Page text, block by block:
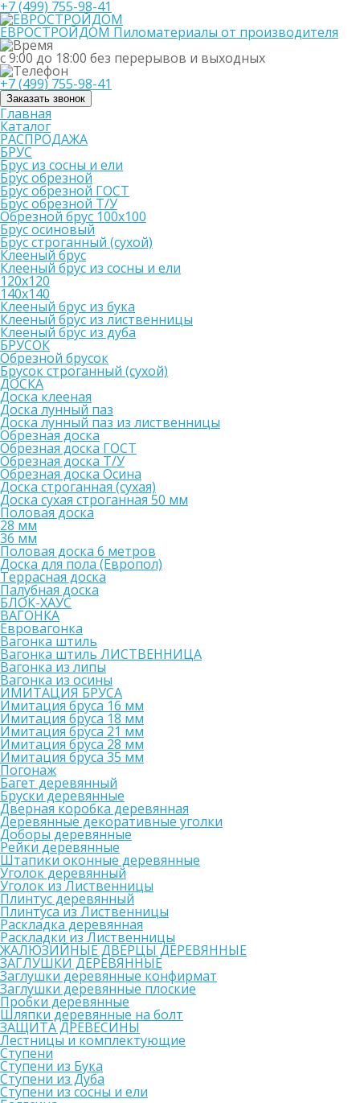
+7 (499) 755-98-41
ЕВРОСТРОЙДОМ Пиломатериалы от производителя
с 9:00 до 18:00 без перерывов и выходных
+7 (499) 755-98-41
Заказать звонок
Главная
Каталог
РАСПРОДАЖА
БРУС
Брус из сосны и ели
Брус обрезной
Брус обрезной ГОСТ
Брус обрезной Т/У
Обрезной брус 100х100
Брус осиновый
Брус строганный (сухой)
Клееный брус
Клееный брус из сосны и ели
120х120
140х140
Клееный брус из бука
Клееный брус из лиственницы
Клееный брус из дуба
БРУСОК
Обрезной брусок
Брусок строганный (сухой)
ДОСКА
Доска клееная
Доска лунный паз
Доска лунный паз из лиственницы
Обрезная доска
Обрезная доска ГОСТ
Обрезная доска Т/У
Обрезная доска Осина
Доска строганная (сухая)
Доска сухая строганная 50 мм
Половая доска
28 мм
36 мм
Половая доска 6 метров
Доска для пола (Европол)
Террасная доска
Палубная доска
БЛОК-ХАУС
ВАГОНКА
Евровагонка
Вагонка штиль
Вагонка штиль ЛИСТВЕННИЦА
Вагонка из липы
Вагонка из осины
ИМИТАЦИЯ БРУСА
Имитация бруса 16 мм
Имитация бруса 18 мм
Имитация бруса 21 мм
Имитация бруса 28 мм
Имитация бруса 35 мм
Погонаж
Багет деревянный
Бруски деревянные
Дверная коробка деревянная
Деревянные декоративные уголки
Доборы деревянные
Рейки деревянные
Штапики оконные деревянные
Уголок деревянный
Уголок из Лиственницы
Плинтус деревянный
Плинтуса из Лиственницы
Раскладка деревянная
Раскладки из Лиственницы
ЖАЛЮЗИЙНЫЕ ДВЕРЦЫ ДЕРЕВЯННЫЕ
ЗАГЛУШКИ ДЕРЕВЯННЫЕ
Заглушки деревянные конфирмат
Заглушки деревянные плоские
Пробки деревянные
Шляпки деревянные на болт
ЗАЩИТА ДРЕВЕСИНЫ
Лестницы и комплектующие
Ступени
Ступени из Бука
Ступени из Дуба
Ступени из сосны и ели